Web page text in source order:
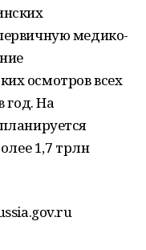
медико-
осмотров всех
год. На
1,7 трлн